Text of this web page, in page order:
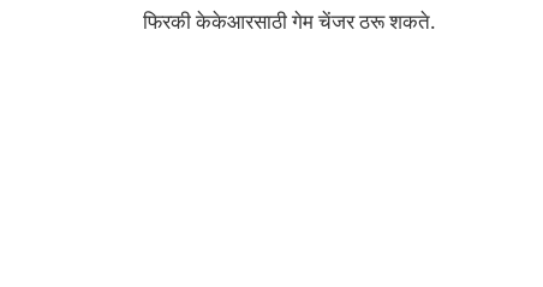
फिरकी केकेआरसाठी गेम चेंजर ठरू शकते.